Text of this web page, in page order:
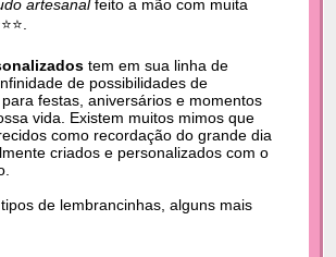
artesanalfeito a mão com muita
tem em sua linha de
de possibilidades de
festas, aniversários e momentos
vida. Existem muitos mimos que
como recordação do grande dia
criados e personalizados com o
de lembrancinhas, alguns mais